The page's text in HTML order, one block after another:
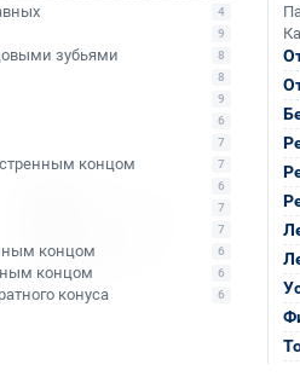
4
9
зубьями 8
8
9
6
7
концом 7
6
7
7
концом 6
концом 6
конуса 6